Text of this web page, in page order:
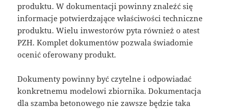
produktu. W dokumentacji powinny znaleźć się
informacje potwierdzające właściwości techniczne
produktu. Wielu inwestorów pyta również o atest
PZH. Komplet dokumentów pozwala świadomie
ocenić oferowany produkt.
Dokumenty powinny być czytelne i odpowiadać
konkretnemu modelowi zbiornika. Dokumentacja
dla szamba betonowego nie zawsze będzie taka